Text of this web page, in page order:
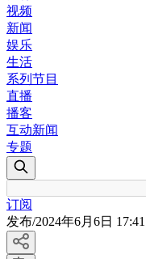
视频
新闻
娱乐
生活
系列节目
直播
播客
互动新闻
专题
订阅
发布/2024年6月6日 17:41